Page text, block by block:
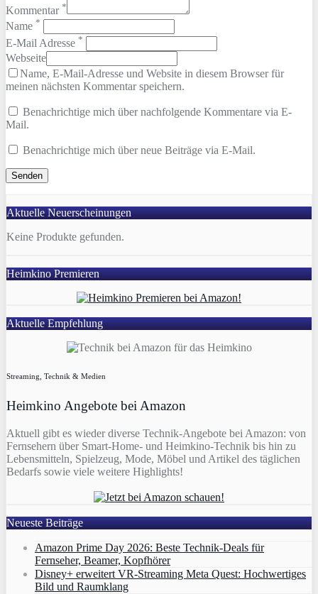
Kommentar *
Name *
E-Mail Adresse *
Webseite
Name, E-Mail-Adresse und Website in diesem Browser für
meinen nächsten Kommentar speichern.
Benachrichtige mich über nachfolgende Kommentare via E-
Mail.
Benachrichtige mich über neue Beiträge via E-Mail.
Aktuelle Neuerscheinungen
Keine Produkte gefunden.
Heimkino Premieren
Aktuelle Empfehlung
Streaming, Technik & Medien
Heimkino Angebote bei Amazon
Aktuell gibt es wieder diverse Technik-Angebote bei Amazon: von
Fernsehern über Smart-Home- und Heimkino-Technik bis hin zu
Lebensmitteln, Spielzeug, Mode, Möbel und Artikel des täglichen
Bedarfs sowie viele weitere Highlights!
Neueste Beiträge
Amazon Prime Day 2026: Beste Technik-Deals für
Fernseher, Beamer, Kopfhörer
Disney+ erweitert VR‑Streaming Meta Quest: Hochwertiges
Bild und Raumklang